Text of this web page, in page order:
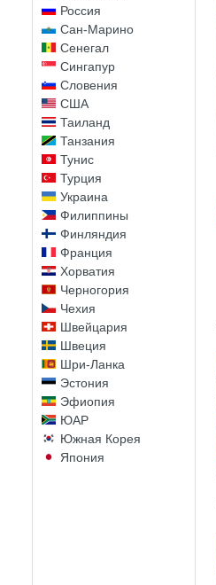
Россия
Сан-Марино
Сенегал
Сингапур
Словения
США
Таиланд
Танзания
Тунис
Турция
Украина
Филиппины
Финляндия
Франция
Хорватия
Черногория
Чехия
Швейцария
Швеция
Шри-Ланка
Эстония
Эфиопия
ЮАР
Южная Корея
Япония